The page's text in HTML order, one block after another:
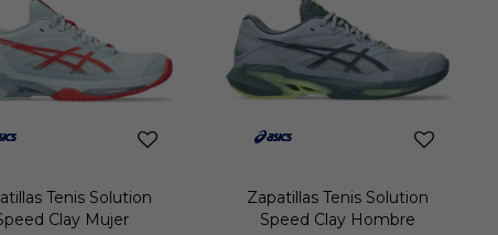
Tenis Solution
Clay Mujer
Zapatillas Tenis Solution
Speed Clay Hombre